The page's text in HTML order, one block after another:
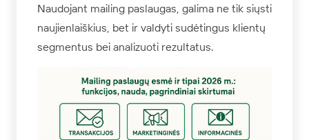
Naudojant mailing paslaugas, galima ne tik siųsti
naujienlaiškius, bet ir valdyti sudėtingus klientų
segmentus bei analizuoti rezultatus.